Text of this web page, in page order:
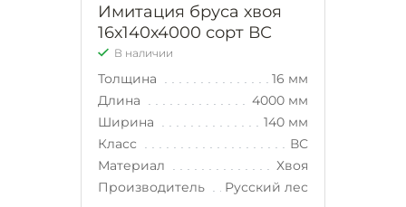
Имитация бруса хвоя
16х140х4000 сорт ВС
В наличии
Толщина
16 мм
Длина
4000 мм
Ширина
140 мм
Класс
ВС
Материал
Хвоя
Производитель
Русский лес